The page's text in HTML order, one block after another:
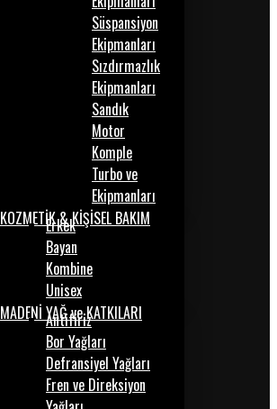
Süspansiyon
Ekipmanları
Sızdırmazlık
Ekipmanları
Sandık
Motor
Komple
Turbo ve
Ekipmanları
KOZMETİK & KİŞİSEL BAKIM
Erkek
Bayan
Kombine
Unisex
MADENİ YAĞ ve KATKILARI
Antifiriz
Bor Yağları
Defransiyel Yağları
Fren ve Direksiyon